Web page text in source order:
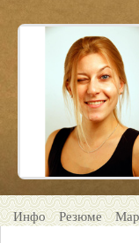
Инфо Резюме